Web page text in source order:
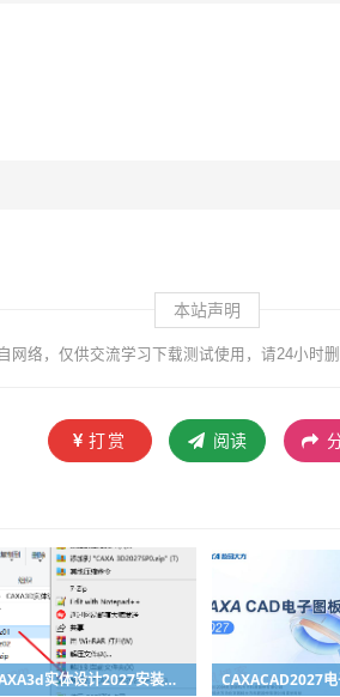
本站声明
网络，仅供交流学习下载测试使用，请24小时
打赏 阅读
CAXA3d实体设计2027安装教程